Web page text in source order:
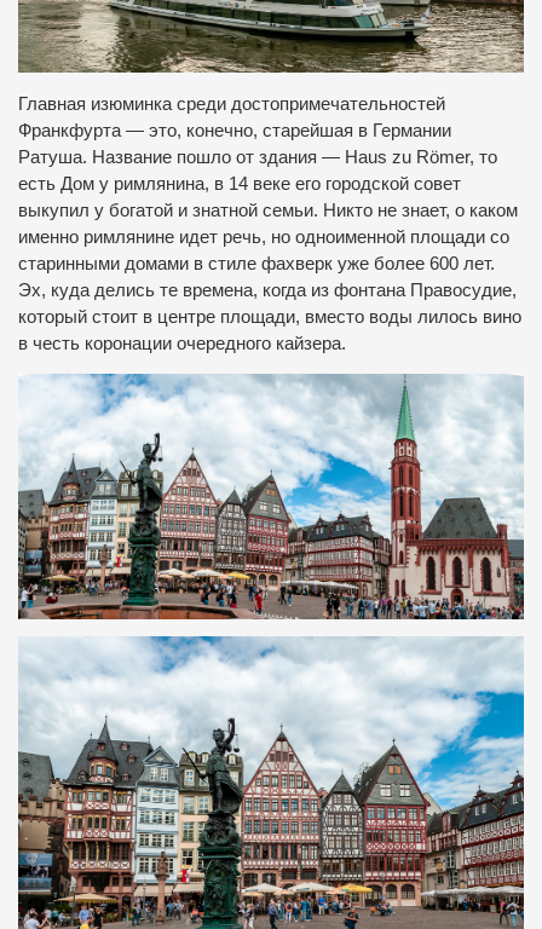
Главная изюминка среди достопримечательностей
Франкфурта — это, конечно, старейшая в Германии
Ратуша. Название пошло от здания — Haus zu Römer, то
есть Дом у римлянина, в 14 веке его городской совет
выкупил у богатой и знатной семьи. Никто не знает, о каком
именно римлянине идет речь, но одноименной площади со
старинными домами в стиле фахверк уже более 600 лет.
Эх, куда делись те времена, когда из фонтана Правосудие,
который стоит в центре площади, вместо воды лилось вино
в честь коронации очередного кайзера.